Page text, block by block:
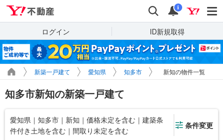
検索 通知
i
ログイン ID新規取得
新築一戸建て 愛知県 知多市 新知の物件一覧
知多市新知の新築一戸建て
愛知県｜知多市｜新知｜価格未定を含む｜建築条
件付き土地を含む｜間取り未定を含む
条件変更